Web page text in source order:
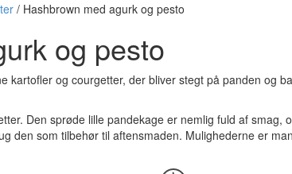
/ Hashbrown med agurk og pesto
og pesto
kartofler og courgetter, der bliver stegt på panden og
Den sprøde lille pandekage er nemlig fuld af smag,
den som tilbehør til aftensmaden. Mulighederne er